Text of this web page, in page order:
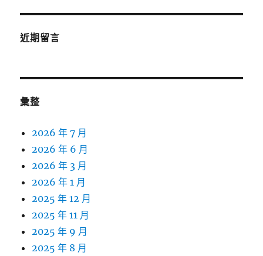
近期留言
彙整
2026 年 7 月
2026 年 6 月
2026 年 3 月
2026 年 1 月
2025 年 12 月
2025 年 11 月
2025 年 9 月
2025 年 8 月